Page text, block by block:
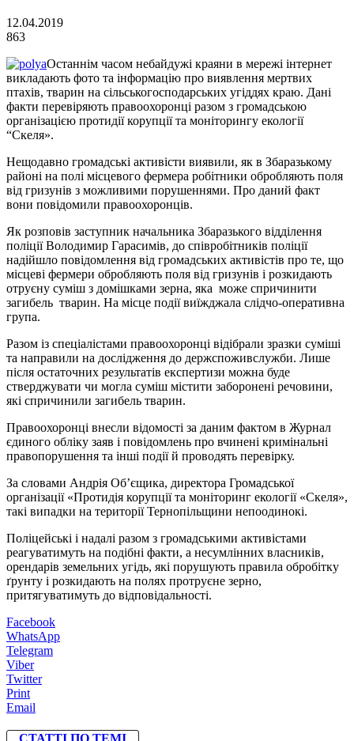
12.04.2019
863
Останнім часом небайдужі краяни в мережі інтернет
викладають фото та інформацію про виявлення мертвих
птахів, тварин на сільськогосподарських угіддях краю. Дані
факти перевіряють правоохоронці разом з громадською
організацією протидії корупції та моніторингу екології
“Скеля».
Нещодавно громадські активісти виявили, як в Збаразькому
районі на полі місцевого фермера робітники обробляють поля
від гризунів з можливими порушеннями. Про даний факт
вони повідомили правоохоронців.
Як розповів заступник начальника Збаразького відділення
поліції Володимир Гарасимів, до співробітників поліції
надійшло повідомлення від громадських активістів про те, що
місцеві фермери обробляють поля від гризунів і розкидають
отруєну суміш з домішками зерна, яка може спричинити
загибель тварин. На місце події виїжджала слідчо-оперативна
група.
Разом із спеціалістами правоохоронці відібрали зразки суміші
та направили на дослідження до держспоживслужби. Лише
після остаточних результатів експертизи можна буде
стверджувати чи могла суміш містити заборонені речовини,
які спричинили загибель тварин.
Правоохоронці внесли відомості за даним фактом в Журнал
єдиного обліку заяв і повідомлень про вчинені кримінальні
правопорушення та інші події й проводять перевірку.
За словами Андрія Об’єщика, директора Громадської
організації «Протидія корупції та моніторинг екології «Скеля»,
такі випадки на території Тернопільщини непоодинокі.
Поліцейські і надалі разом з громадськими активістами
реагуватимуть на подібні факти, а несумлінних власників,
орендарів земельних угідь, які порушують правила обробітку
ґрунту і розкидають на полях протруєне зерно,
притягуватимуть до відповідальності.
Facebook
WhatsApp
Telegram
Viber
Twitter
Print
Email
СТАТТІ ПО ТЕМІ